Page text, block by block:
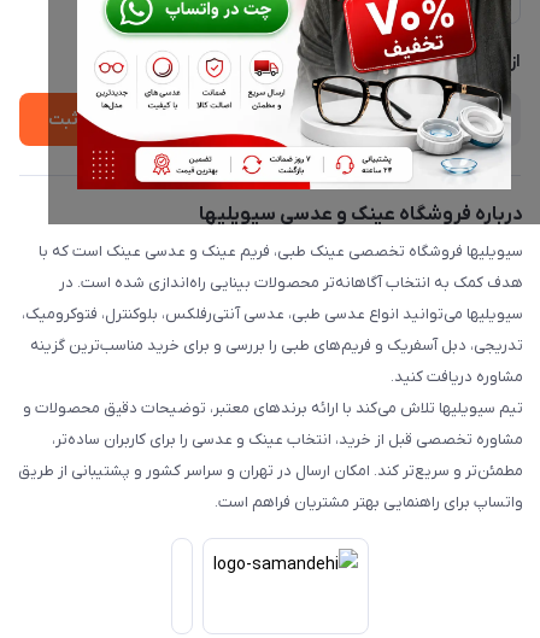
لیست محصولات
درباره ما
پشتیبانی واتساپ 09397003162
از جدید‌ترین تخفیف‌ها با‌ خبر شوید
ثبت
درباره فروشگاه عینک و عدسی سیویلیها
سیویلیها فروشگاه تخصصی عینک طبی، فریم عینک و عدسی عینک است که با
هدف کمک به انتخاب آگاهانه‌تر محصولات بینایی راه‌اندازی شده است. در
سیویلیها می‌توانید انواع عدسی طبی، عدسی آنتی‌رفلکس، بلوکنترل، فتوکرومیک،
تدریجی، دبل آسفریک و فریم‌های طبی را بررسی و برای خرید مناسب‌ترین گزینه
مشاوره دریافت کنید.
تیم سیویلیها تلاش می‌کند با ارائه برندهای معتبر، توضیحات دقیق محصولات و
مشاوره تخصصی قبل از خرید، انتخاب عینک و عدسی را برای کاربران ساده‌تر،
مطمئن‌تر و سریع‌تر کند. امکان ارسال در تهران و سراسر کشور و پشتیبانی از طریق
واتساپ برای راهنمایی بهتر مشتریان فراهم است.